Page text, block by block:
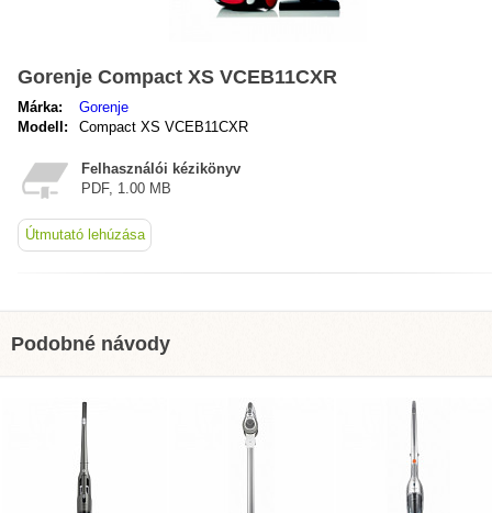
Gorenje Compact XS VCEB11CXR
Márka:
Gorenje
Modell:
Compact XS VCEB11CXR
Felhasználói kézikönyv
PDF, 1.00 MB
Útmutató lehúzása
Podobné návody